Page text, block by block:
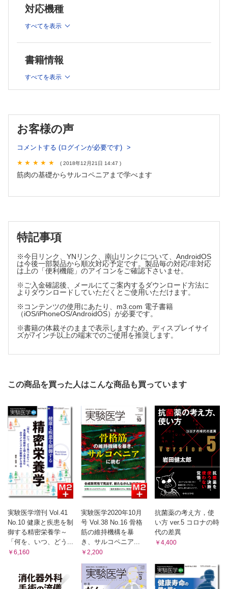
1．骨格筋とエネルギー代謝制御
4．脂質代謝と骨格筋―筋肉のオートファジーとエネルギー代
1．筋の再生能力とその進化：イモリ研究が示唆すること
2．骨格筋発生の分子制御機構
3．筋幹細胞の維持機構解明から制御へ
第3章 骨格筋量・質の調節機構
Overview．骨格筋萎縮の克服のための基礎研究
縮に対する新たな治療戦略
第4章 骨格筋の他（多）臓器連関
Overview．生体システムの制御における骨格筋と他（多）臓
器の連関
1．骨格筋活動と精神疾患
3．骨と筋肉の恒常性と全身性制御
2．遺伝性筋疾患に対する治療薬開発の最先端
3．リビトールリン酸糖鎖異常型筋ジストロフィーの病態解明
と治療法開発
4．iPS細胞を用いた筋ジストロフィーの治療研究
5．ゲノム編集技術を利用した筋ジストロフィー研究および治
療戦略
第6章 骨格筋の解析技術の基本・進展
2．骨格筋の定量的解析技術―筋線維数，断面積，筋線維タイ
プの定量解析，および，筋再生実験
3．骨格筋の機能解析（筋肥大・萎縮誘導モデル，運動・筋機
能評価，筋張力測定）
4．骨格筋特異的Creドライバーマウスの特徴と骨格筋研究へ
5．骨格筋からのサテライト細胞の単離法
対応機種
すべてを表示
書籍情報
すべてを表示
お客様の声
コメントする (ログインが必要です)
( 2018年12月21日 14:47 )
筋肉の基礎からサルコペニアまで学べます
特記事項
※今日リンク、YNリンク、南山リンクについて、AndroidOS
は今後一部製品から順次対応予定です。製品毎の対応/非対応
は上の「便利機能」のアイコンをご確認下さいませ。
※ご入金確認後、メールにてご案内するダウンロード方法に
よりダウンロードしていただくとご使用いただけます。
※コンテンツの使用にあたり、m3.com 電子書籍
（iOS/iPhoneOS/AndroidOS）が必要です。
※書籍の体裁そのままで表示しますため、ディスプレイサイ
ズが7インチ以上の端末でのご使用を推奨します。
この商品を買った人はこんな商品も買っています
実験医学増刊 Vol.41
No.10 健康と疾患を制
御する精密栄養学～
「何を、いつ、どう...
￥6,160
実験医学2020年10月
号 Vol.38 No.16 骨格
筋の維持機構を暴
き、サルコペニア...
￥2,200
抗菌薬の考え方，使
い方 ver.5 コロナの時
代の差異
￥4,400